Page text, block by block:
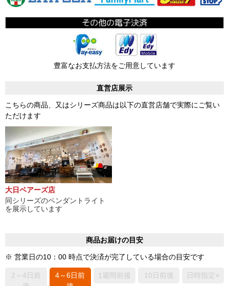
豊富なお支払方法をご用意しています
直営店展示
こちらの商品、又はシリーズ商品は以下の直営店舗で実際にご覧い
ただけます
大日ベアーズ店
同シリーズのペンダントライト
を展示しています
商品お届けの目安
※ 営業日の10：00 時点で決済が完了している場合の目安です
2～4日前
4～6日前
1週間前後 10日前後 日時指定×